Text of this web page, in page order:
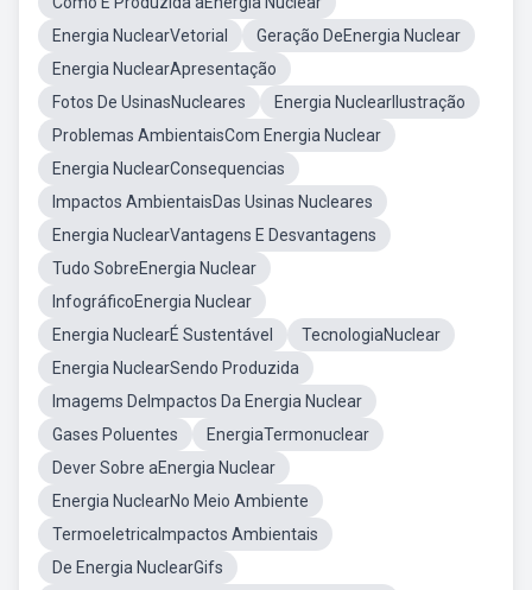
Energia NuclearVetorial
Geração DeEnergia Nuclear
Energia NuclearApresentação
Fotos De UsinasNucleares
Energia NuclearIlustração
Problemas AmbientaisCom Energia Nuclear
Energia NuclearConsequencias
Impactos AmbientaisDas Usinas Nucleares
Energia NuclearVantagens E Desvantagens
Tudo SobreEnergia Nuclear
InfográficoEnergia Nuclear
Energia NuclearÉ Sustentável
TecnologiaNuclear
Energia NuclearSendo Produzida
Imagems DeImpactos Da Energia Nuclear
Gases Poluentes
EnergiaTermonuclear
Dever Sobre aEnergia Nuclear
Energia NuclearNo Meio Ambiente
TermoeletricaImpactos Ambientais
De Energia NuclearGifs